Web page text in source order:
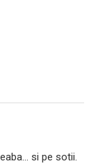
si pe sotii.